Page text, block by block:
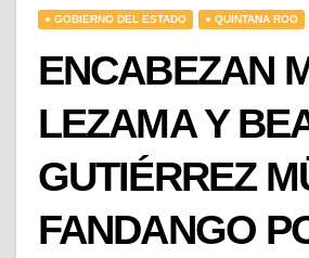
● GOBIERNO DEL ESTADO ● QUINTANA ROO
ENCABEZAN
LEZAMA Y
GUTIÉRREZ
FANDANGO